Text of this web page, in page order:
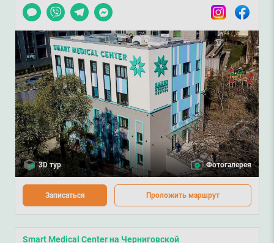
Чат
Viber TelegramMessenger InstagramFacebook
3D тур Фотогалерея
Записаться Проложить маршрут
Smart Medical Center на Черниговской